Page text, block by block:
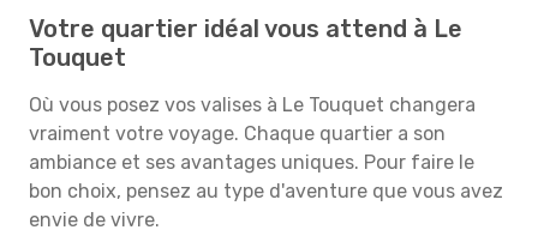
Votre quartier idéal vous attend à Le
Touquet
Où vous posez vos valises à Le Touquet changera
vraiment votre voyage. Chaque quartier a son
ambiance et ses avantages uniques. Pour faire le
bon choix, pensez au type d'aventure que vous avez
envie de vivre.